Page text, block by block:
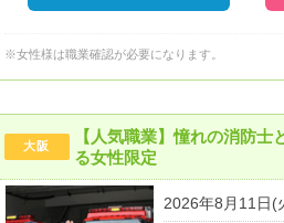
※女性様は職業確認が必要になります。
大阪
【人気職業】憧れの消防
る女性限定
2026年8月11日